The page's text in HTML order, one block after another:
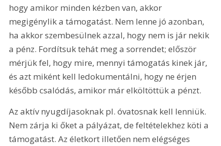
hogy amikor minden kézben van, akkor
megigénylik a támogatást. Nem lenne jó azonban,
ha akkor szembesülnek azzal, hogy nem is jár nekik
a pénz. Fordítsuk tehát meg a sorrendet; először
mérjük fel, hogy mire, mennyi támogatás kinek jár,
és azt miként kell ledokumentálni, hogy ne érjen
később csalódás, amikor már elköltöttük a pénzt.
Az aktív nyugdíjasoknak pl. óvatosnak kell lenniük.
Nem zárja ki őket a pályázat, de feltételekhez köti a
támogatást. Az életkort illetően nem elégséges